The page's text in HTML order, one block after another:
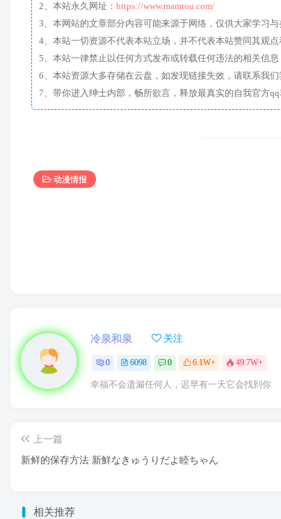
2、本站永久网址： https://www.mamtou.com/
3、本网站的文章部分内容可能来源于网络，仅供大家学习
4、本站一切资源不代表本站立场，并不代表本站赞同其观点
5、本站一律禁止以任何方式发布或转载任何违法的相关信
6、本站资源大多存储在云盘，如发现链接失效，请联系我们
动漫情报
冷泉和泉 关注
0 6098 0 6.1W+ 49.7W+
幸福不会遗漏任何人，迟早有一天它会找到你
上一篇
新鲜的保存方法 新鮮なきゅうりだよ睦ちゃん
相关推荐